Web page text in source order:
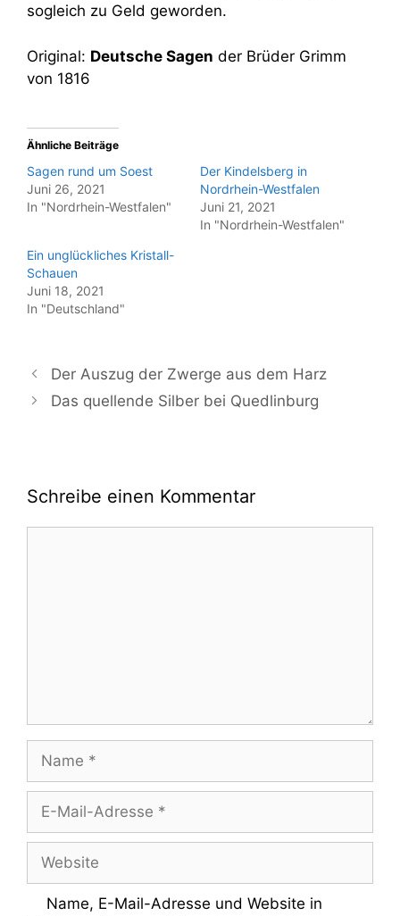
sogleich zu Geld geworden.
Original: Deutsche Sagen der Brüder Grimm
von 1816
Ähnliche Beiträge
Sagen rund um Soest
Juni 26, 2021
In "Nordrhein-Westfalen"
Der Kindelsberg in
Nordrhein-Westfalen
Juni 21, 2021
In "Nordrhein-Westfalen"
Ein unglückliches Kristall-
Schauen
Juni 18, 2021
In "Deutschland"
Der Auszug der Zwerge aus dem Harz
Das quellende Silber bei Quedlinburg
Schreibe einen Kommentar
Name
Adresse
Website
Name, E-Mail-Adresse und Website in